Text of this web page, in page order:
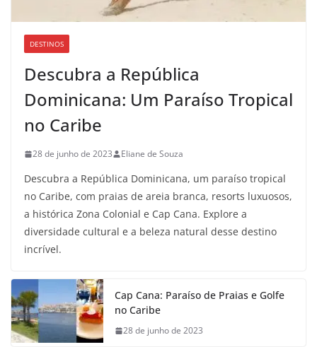
DESTINOS
Descubra a República
Dominicana: Um Paraíso Tropical
no Caribe
28 de junho de 2023 Eliane de Souza
Descubra a República Dominicana, um paraíso tropical
no Caribe, com praias de areia branca, resorts luxuosos,
a histórica Zona Colonial e Cap Cana. Explore a
diversidade cultural e a beleza natural desse destino
incrível.
Cap Cana: Paraíso de Praias e Golfe
no Caribe
28 de junho de 2023